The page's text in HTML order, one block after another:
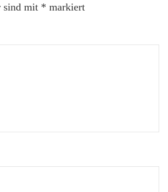
sind mit * markiert